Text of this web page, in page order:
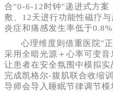
合"0‐6‐12时钟"递进式方
敷、12天进行功能性磁疗
炎症和痛感发生率低于0.8%
心理维度则借重医院"
采用全暗光源＋心率可变音
让患者在安全氛围中模拟
完成凯格尔-腹肌联合收缩
导师会导入睡眠节律调节